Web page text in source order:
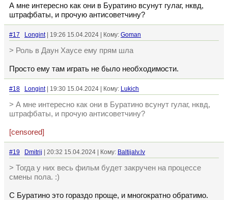
А мне интересно как они в Буратино всунут гулаг, нквд,
штрафбаты, и прочую антисоветчину?
#17 Longint| 19:26 15.04.2024 | Кому: Goman
> Роль в Даун Хаусе ему прям шла
Просто ему там играть не было необходимости.
#18 Longint| 19:30 15.04.2024 | Кому: Lukich
> А мне интересно как они в Буратино всунут гулаг, нквд,
штрафбаты, и прочую антисоветчину?
[censored]
#19 Dmitrij | 20:32 15.04.2024 | Кому: Baltijalv.lv
> Тогда у них весь фильм будет закручен на процессе
смены пола. :)
С Буратино это гораздо проще, и многократно обратимо.